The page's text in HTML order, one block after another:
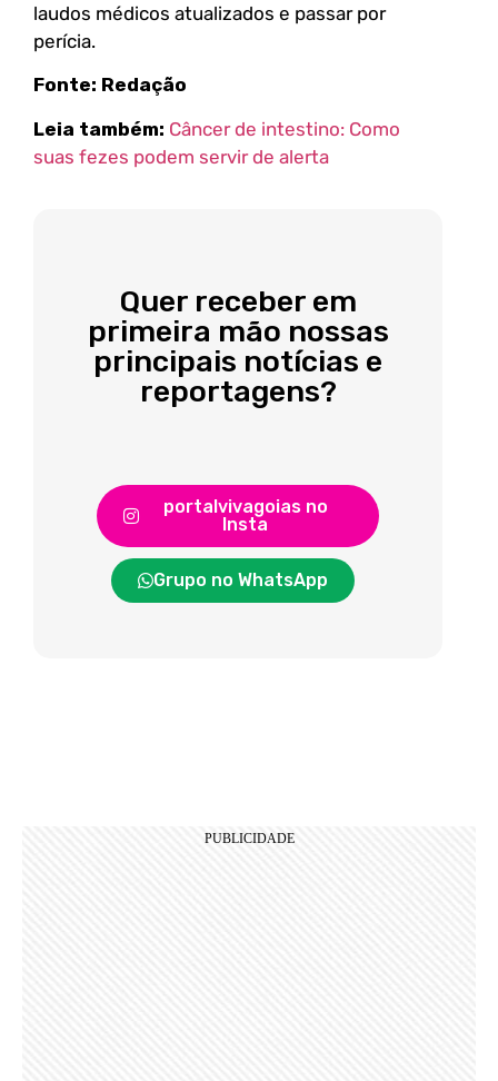
laudos médicos atualizados e passar por
perícia.
Fonte: Redação
Leia também: Câncer de intestino: Como
suas fezes podem servir de alerta
Quer receber em
primeira mão nossas
principais notícias e
reportagens?
portalvivagoias no
Insta
Grupo no WhatsApp